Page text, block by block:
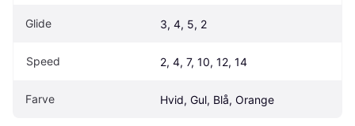
Glide 3, 4, 5, 2
Speed 2, 4, 7, 10, 12, 14
Farve Hvid, Gul, Blå, Orange